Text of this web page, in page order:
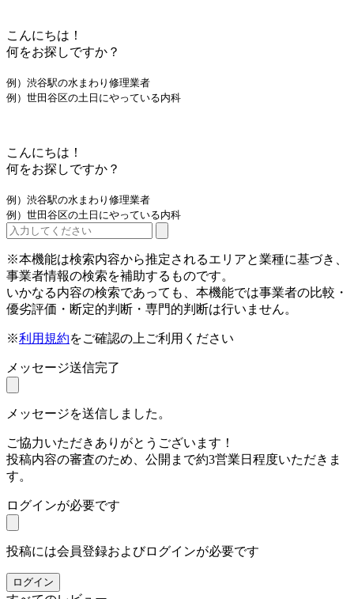
こんにちは！
何をお探しですか？
例）渋谷駅の水まわり修理業者
例）世田谷区の土日にやっている内科
こんにちは！
何をお探しですか？
例）渋谷駅の水まわり修理業者
例）世田谷区の土日にやっている内科
※本機能は検索内容から推定されるエリアと業種に基づき、
事業者情報の検索を補助するものです。
いかなる内容の検索であっても、本機能では事業者の比較・
優劣評価・断定的判断・専門的判断は行いません。
※利用規約をご確認の上ご利用ください
メッセージ送信完了
メッセージを送信しました。
ご協力いただきありがとうございます！
投稿内容の審査のため、公開まで約3営業日程度いただきま
す。
ログインが必要です
投稿には会員登録およびログインが必要です
ログイン